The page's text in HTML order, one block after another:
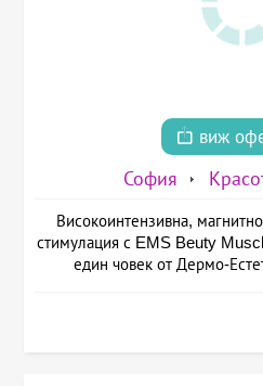
виж
София
Високоинтензивна,
стимулация с EMS Beuty
един човек от Дермо-